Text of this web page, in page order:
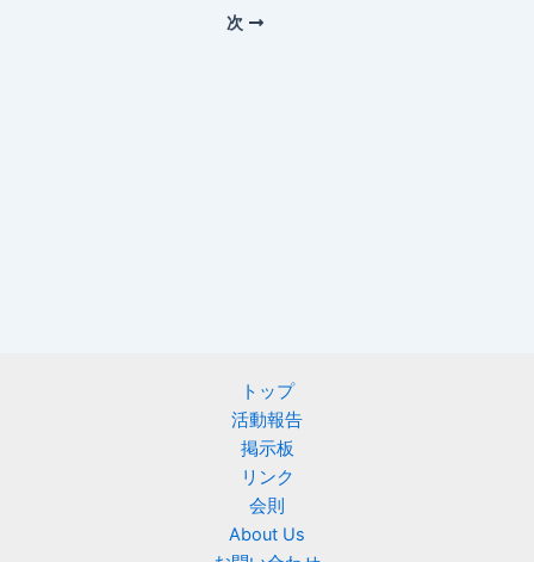
次
トップ
活動報告
掲示板
リンク
会則
About Us